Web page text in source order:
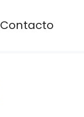
Contacto